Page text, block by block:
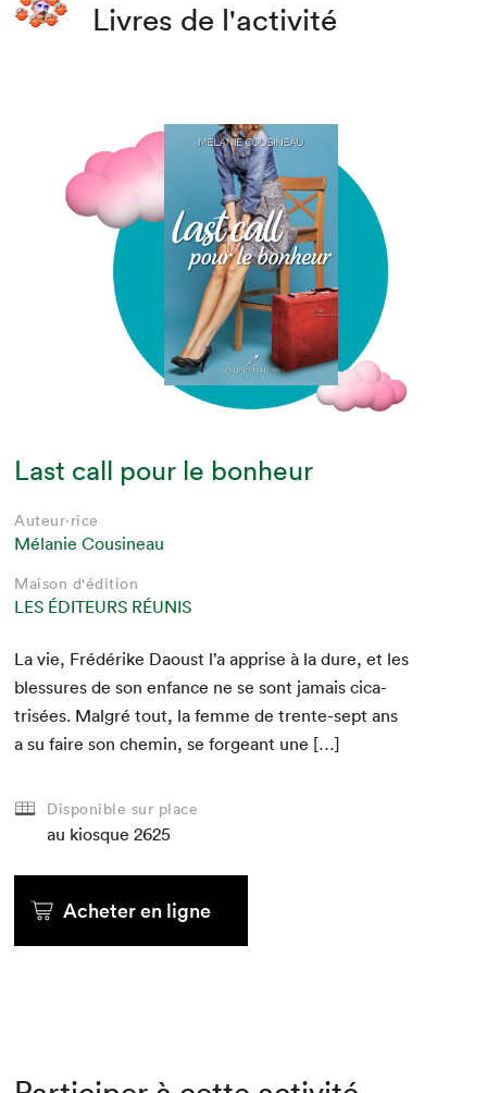
Livres de l'activité
Last call pour le bonheur
Auteur·rice
Mélanie Cousineau
Maison d'édition
LES ÉDITEURS RÉUNIS
La vie, Frédérike Daoust l’a apprise à la dure, et les
blessures de son enfance ne se sont jamais cica­
trisées. Mal­gré tout, la femme de trente-sept ans
a su faire son chemin, se forgeant une […]
Disponible sur place
au kiosque 2625
Acheter en ligne